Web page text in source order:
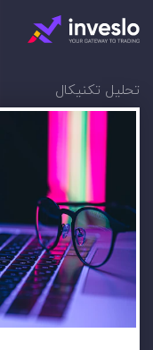
تحلیل تکنیکال